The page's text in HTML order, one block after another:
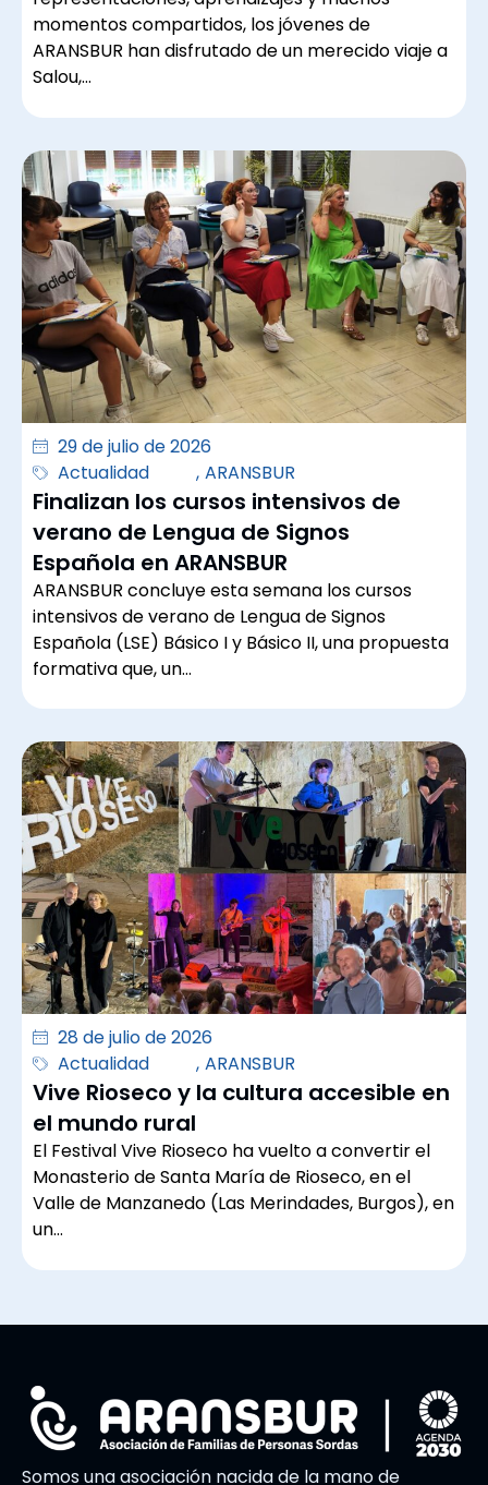
momentos compartidos, los jóvenes de
ARANSBUR han disfrutado de un merecido viaje a
Salou,…
29 de julio de 2026
Actualidad
, ARANSBUR
Finalizan los cursos intensivos de
verano de Lengua de Signos
Española en ARANSBUR
ARANSBUR concluye esta semana los cursos
intensivos de verano de Lengua de Signos
Española (LSE) Básico I y Básico II, una propuesta
formativa que, un…
28 de julio de 2026
Actualidad
, ARANSBUR
Vive Rioseco y la cultura accesible en
el mundo rural
El Festival Vive Rioseco ha vuelto a convertir el
Monasterio de Santa María de Rioseco, en el
Valle de Manzanedo (Las Merindades, Burgos), en
un…
Somos una asociación nacida de la mano de